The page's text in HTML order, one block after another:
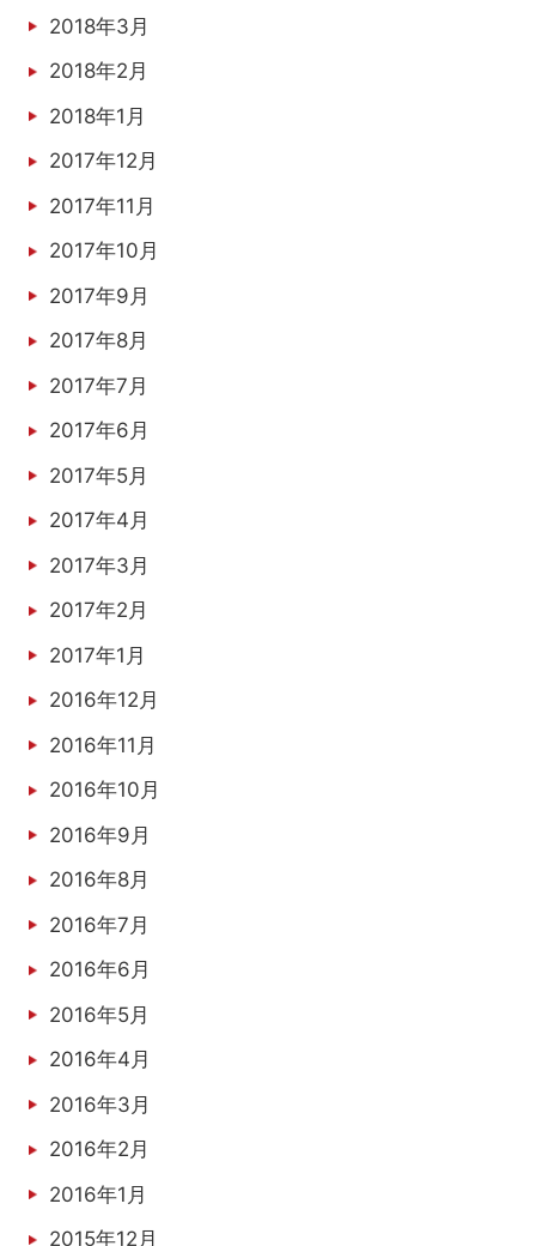
2018年3月
2018年2月
2018年1月
2017年12月
2017年11月
2017年10月
2017年9月
2017年8月
2017年7月
2017年6月
2017年5月
2017年4月
2017年3月
2017年2月
2017年1月
2016年12月
2016年11月
2016年10月
2016年9月
2016年8月
2016年7月
2016年6月
2016年5月
2016年4月
2016年3月
2016年2月
2016年1月
2015年12月